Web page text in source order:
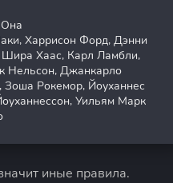
Харрисон Форд, Дэнни
Шира Хаас, Карл Ламбли,
Нельсон, Джанкарло
Зоша Рокемор, Йоуханнес
Уильям Марк
иные правила.